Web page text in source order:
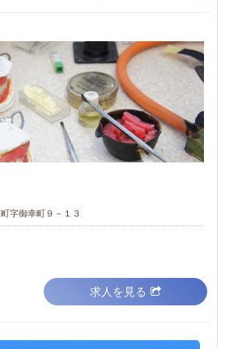
字御幸町９－１３
求人を見る